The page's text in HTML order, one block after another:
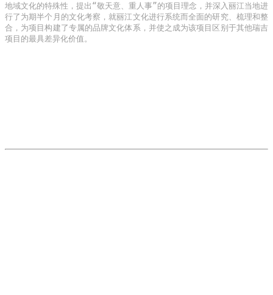
地域文化的特殊性，提出“敬天意、重人事”的项目理念，并深入丽江当地进
行了为期半个月的文化考察，就丽江文化进行系统而全面的研究、梳理和整
合，为项目构建了专属的品牌文化体系，并使之成为该项目区别于其他瑞吉
项目的最具差异化价值。